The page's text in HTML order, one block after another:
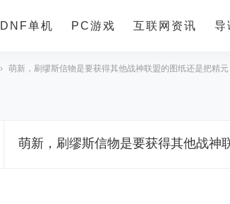
DNF单机 PC游戏 互联网资讯 导
› 萌新，刷缪斯信物是要获得其他战神联盟的图纸还是把精元
萌新，刷缪斯信物是要获得其他战神